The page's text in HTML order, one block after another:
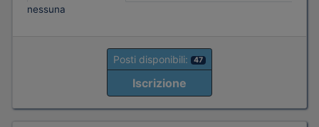
nessuna
Posti disponibili: 47
Iscrizione